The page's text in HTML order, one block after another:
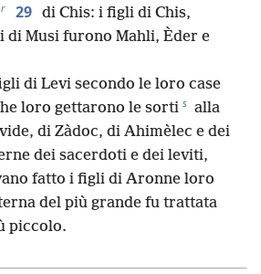
r 29 di Chis: i figli di Chis,
di Musi furono Mahli, Èder e
di Levi secondo le loro case
loro gettarono le sorti s alla
di Zàdoc, di Ahimèlec e dei
dei sacerdoti e dei leviti,
fatto i figli di Aronne loro
del più grande fu trattata
piccolo.